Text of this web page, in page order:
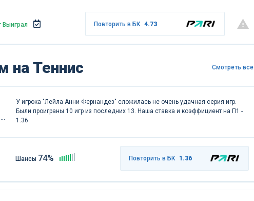
Выиграл Повторить в БК 4.73
на Теннис Смотреть все
У игрока "Лейла Анни Фернандез" сложилась не очень удачная серия игр.
Были проиграны 10 игр из последних 13. Наша ставка и коэффициент на П1 -
1.36
Шансы 74% Повторить в БК 1.36